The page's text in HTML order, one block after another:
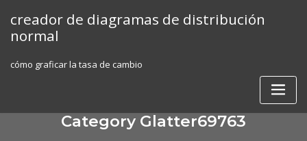
content
creador de diagramas de distribución
normal
cómo graficar la tasa de cambio
Category Glatter69763